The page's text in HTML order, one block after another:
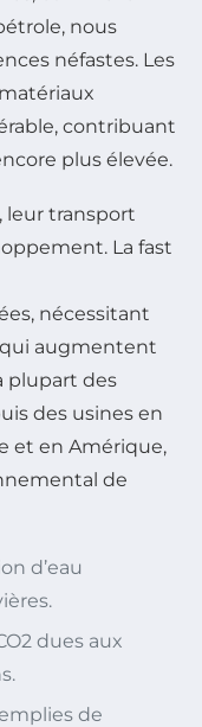
nous
néfastes. Les
contribuant
plus élevée.
leur transport
La fast
nécessitant
augmentent
plupart des
des usines en
et en Amérique,
de
d’eau
dues aux
de